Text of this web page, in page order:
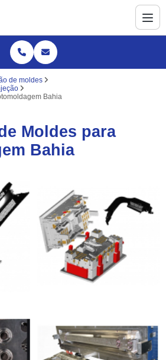
de moldes
Bahia
Moldes para
Bahia